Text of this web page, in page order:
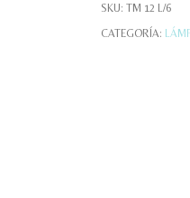
SKU: TM 12 L/6
CATEGORÍA: